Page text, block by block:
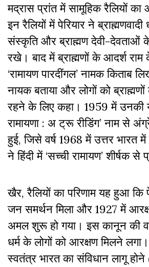
मद्रास प्रांत में सामूहिक रैलियों
इन रैलियों में पेरियार ने ब्राह्मणवादी
संस्कृति और ब्राह्मण देवी-देवताओं
रखे। बाद में ब्राह्मणों के आदर्श
‘रामायण पारदींगल’ नामक किताब
नायक बताया और लोगों को
रहने के लिए कहा। 1959 में उनकी
रामायणा : अ ट्रू रीडिंग’ नाम से
हुई, जिसे वर्ष 1968 में उत्तर भारत
ने हिंदी में ‘सच्ची रामायण’ शीर्षक से
खैर, रैलियों का परिणाम यह हुआ कि
जन समर्थन मिला और 1927 में
अमल शुरू हो गया। इस कानून की
धर्म के लोगों को आरक्षण मिलने
स्वतंत्र भारत का संविधान लागू